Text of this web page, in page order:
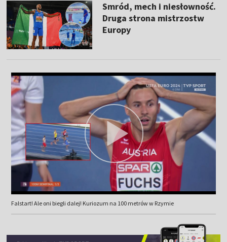
Smród, mech i niesłowność.
Druga strona mistrzostw
Europy
Falstart! Ale oni biegli dalej! Kuriozum na 100 metrów w Rzymie